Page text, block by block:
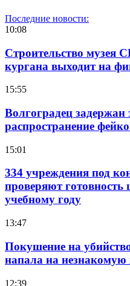
Последние новости:
10:08
Строительство музея
кургана выходит на
15:55
Волгоградец задержан
распространение
15:01
334 учреждения под
проверяют готовность
учебному году
13:47
Покушение на
напала на
12:39